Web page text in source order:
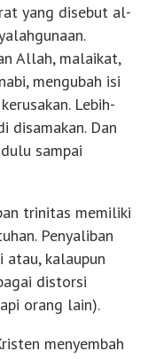
yang disebut al-
Allah, malaikat,
mengubah isi
Lebih-
disamakan. Dan
sampai
trinitas memiliki
Penyaliban
atau, kalaupun
distorsi
orang lain).
menyembah